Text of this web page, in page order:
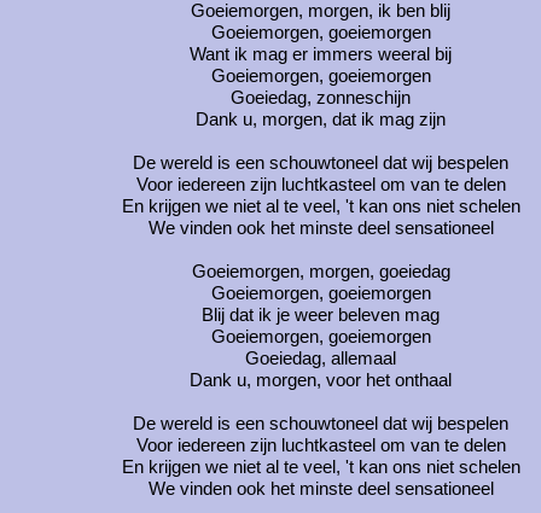
Goeiemorgen, morgen, ik ben blij
Goeiemorgen, goeiemorgen
Want ik mag er immers weeral bij
Goeiemorgen, goeiemorgen
Goeiedag, zonneschijn
Dank u, morgen, dat ik mag zijn
De wereld is een schouwtoneel dat wij bespelen
Voor iedereen zijn luchtkasteel om van te delen
En krijgen we niet al te veel, 't kan ons niet schelen
We vinden ook het minste deel sensationeel
Goeiemorgen, morgen, goeiedag
Goeiemorgen, goeiemorgen
Blij dat ik je weer beleven mag
Goeiemorgen, goeiemorgen
Goeiedag, allemaal
Dank u, morgen, voor het onthaal
De wereld is een schouwtoneel dat wij bespelen
Voor iedereen zijn luchtkasteel om van te delen
En krijgen we niet al te veel, 't kan ons niet schelen
We vinden ook het minste deel sensationeel